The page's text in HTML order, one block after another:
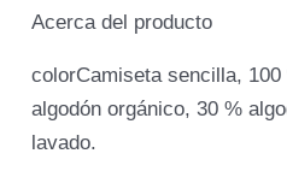
Acerca del producto
colorCamiseta sencilla,
algodón orgánico, 30 %
lavado.